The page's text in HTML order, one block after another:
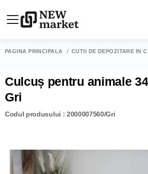
PAGINA PRINCIPALĂ CUTII DE DEPOZITARE ÎN
Culcuș pentru animale
Gri
Codul produsului : 2000007560/Gri